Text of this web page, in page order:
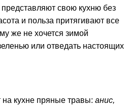
свою кухню без
и польза притягивают все
же не хочется зимой
или отведать настоящих
кухне пряные травы: анис,